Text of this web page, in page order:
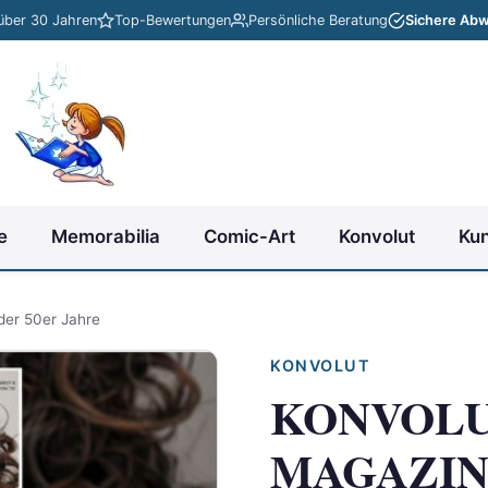
30 Jahren Top-Bewertungen Persönliche Beratung Sichere
Memorabilia Comic-Art Konvolut
50er Jahre
KONVOLUT